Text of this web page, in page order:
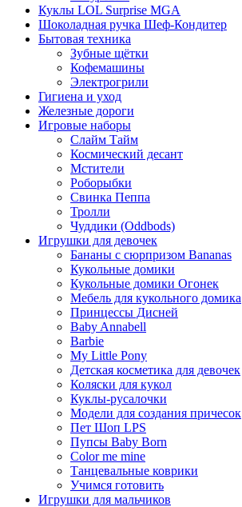
Куклы LOL Surprise MGA
Шоколадная ручка Шеф-Кондитер
Бытовая техника
Зубные щётки
Кофемашины
Электрогрили
Гигиена и уход
Железные дороги
Игровые наборы
Слайм Тайм
Космический десант
Мстители
Роборыбки
Свинка Пеппа
Тролли
Чуддики (Oddbods)
Игрушки для девочек
Бананы с сюрпризом Bananas
Кукольные домики
Кукольные домики Огонек
Мебель для кукольного домика
Принцессы Дисней
Baby Annabell
Barbie
My Little Pony
Детская косметика для девочек
Коляски для кукол
Куклы-русалочки
Модели для создания причесок
Пет Шоп LPS
Пупсы Baby Born
Сolor me mine
Танцевальные коврики
Учимся готовить
Игрушки для мальчиков